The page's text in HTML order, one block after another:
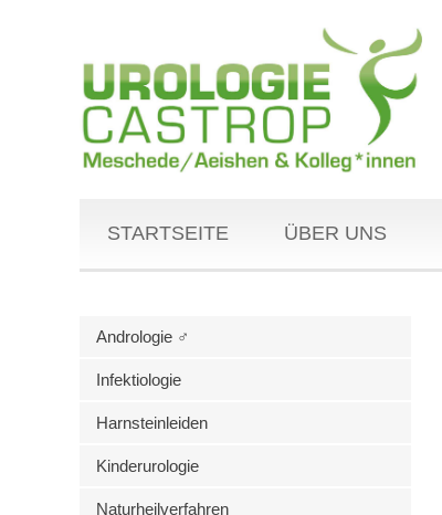
STARTSEITE ÜBER UNS
Andrologie ♂
Infektiologie
Harnsteinleiden
Kinderurologie
Naturheilverfahren